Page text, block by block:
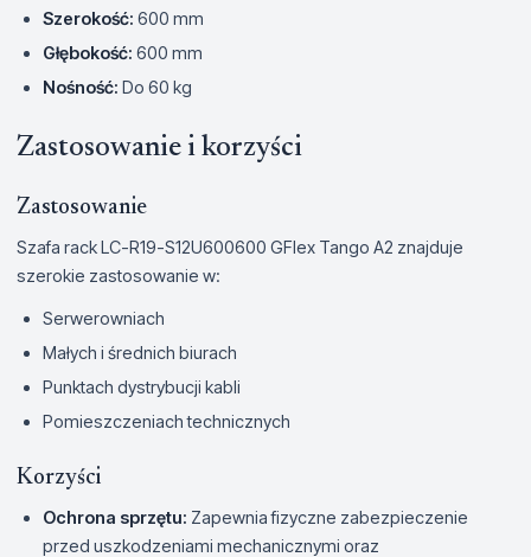
Szerokość: 600 mm
Głębokość: 600 mm
Nośność: Do 60 kg
Zastosowanie i korzyści
Zastosowanie
Szafa rack LC-R19-S12U600600 GFlex Tango A2 znajduje
szerokie zastosowanie w:
Serwerowniach
Małych i średnich biurach
Punktach dystrybucji kabli
Pomieszczeniach technicznych
Korzyści
Ochrona sprzętu: Zapewnia fizyczne zabezpieczenie
przed uszkodzeniami mechanicznymi oraz